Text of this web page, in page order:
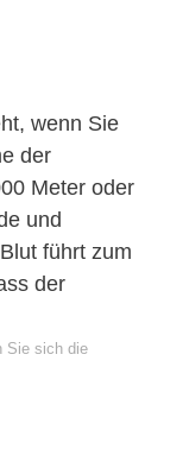
wenn Sie
der
Meter oder
und
führt zum
der
Sie sich die